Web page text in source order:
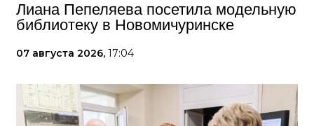
Лиана Пепеляева посетила модельную
библиотеку в Новомичуринске
07 августа 2026, 17:04